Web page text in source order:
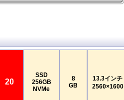
20
SSD
256GB
NVMe
8
GB
13.3インチ
2560×1600